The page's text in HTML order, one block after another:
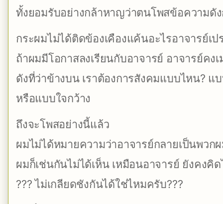
ทั้งยอมรับอย่างกล้าหาญว่าตนโพสข้อความดัง
กระผมไม่ได้ติดข้องเคืองแค้นอะไรอาจารย์เป
ถ้าผมมีโอกาสลงเรียนกับอาจารย์ อาจารย์คง
ดังที่ว่าข้างบน เราต้องการสังคมแบบไหน? แ
หรือแบบใจกว้าง
ถึงจะโพสอย่างนี้แล้ว
ผมไม่ได้หมายความว่าอาจารย์กลายเป็นพวก
ผมก็เช่นกันไม่ได้เห็น เหมือนอาจารย์ ยังคงคิ
??? ไม่เกลียดชังกันได้ใช่ไหมครับ???